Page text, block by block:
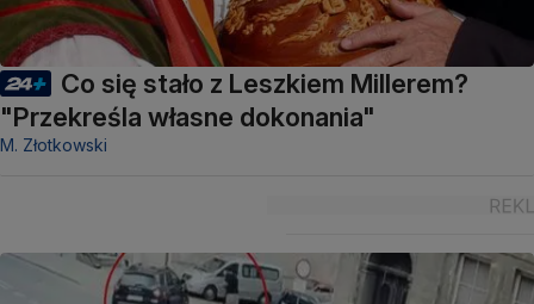
Co się stało z Leszkiem Millerem?
"Przekreśla własne dokonania"
M. Złotkowski